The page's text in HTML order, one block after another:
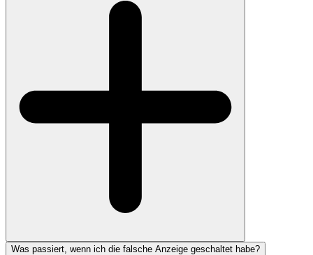
Was passiert, wenn ich die falsche Anzeige geschaltet habe?